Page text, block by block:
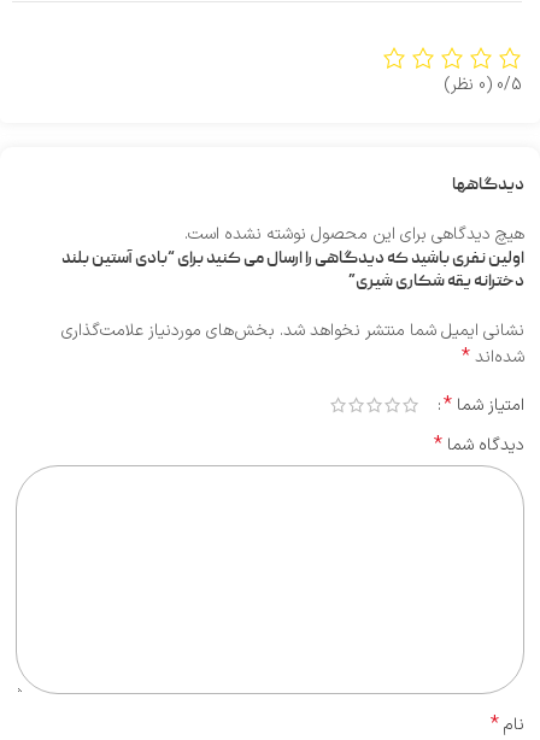
0/5 (0 نظر)
دیدگاهها
هیچ دیدگاهی برای این محصول نوشته نشده است.
اولین نفری باشید که دیدگاهی را ارسال می کنید برای “بادی آستین بلند
دخترانه یقه شکاری شیری”
نشانی ایمیل شما منتشر نخواهد شد. بخش‌های موردنیاز علامت‌گذاری
شده‌اند*
امتیاز شما *
دیدگاه شما *
نام*